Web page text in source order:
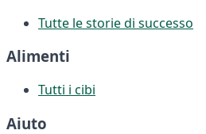
Tutte le storie di successo
Alimenti
Tutti i cibi
Aiuto